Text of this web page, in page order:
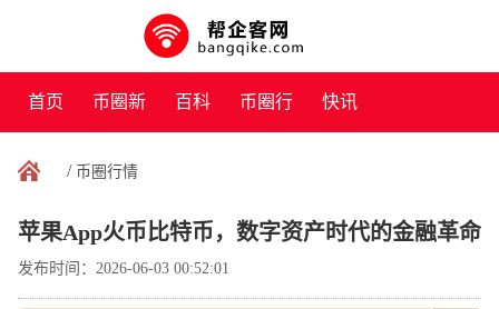
首页 币圈新
闻
百科 币圈行 快讯
/ 币圈行情
苹果App火币比特币，数字资产时代的金融革命
发布时间：2026-06-03 00:52:01